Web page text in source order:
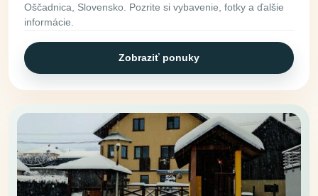
Oščadnica, Slovensko. Pozrite si vybavenie, fotky a ďalšie
informácie.
Zobraziť ponuky